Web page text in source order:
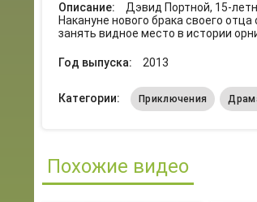
Описание:
Дэвид Портной, 15-
Накануне нового брака своего
занять видное место в истории
Год выпуска: 2013
Категории: Приключения
Похожие видео